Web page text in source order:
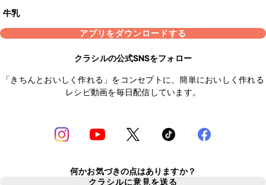
牛乳
アプリをダウンロードする
クラシルの公式SNSをフォロー
「きちんとおいしく作れる」をコンセプトに、簡単においしく作れる
レシピ動画を毎日配信しています。
何かお気づきの点はありますか？
クラシルに意見を送る